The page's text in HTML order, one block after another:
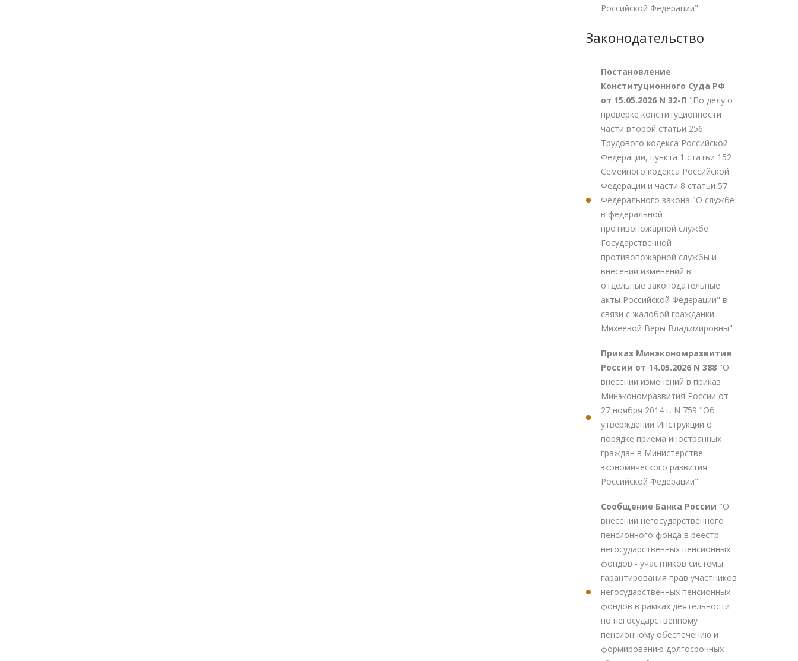
Российской Федерации"
Законодательство
Постановление
Конституционного Суда РФ
от 15.05.2026 N 32-П "По делу о
проверке конституционности
части второй статьи 256
Трудового кодекса Российской
Федерации, пункта 1 статьи 152
Семейного кодекса Российской
Федерации и части 8 статьи 57
Федерального закона "О службе
в федеральной
противопожарной службе
Государственной
противопожарной службы и
внесении изменений в
отдельные законодательные
акты Российской Федерации" в
связи с жалобой гражданки
Михеевой Веры Владимировны"
Приказ Минэкономразвития
России от 14.05.2026 N 388 "О
внесении изменений в приказ
Минэкономразвития России от
27 ноября 2014 г. N 759 "Об
утверждении Инструкции о
порядке приема иностранных
граждан в Министерстве
экономического развития
Российской Федерации"
Сообщение Банка России "О
внесении негосударственного
пенсионного фонда в реестр
негосударственных пенсионных
фондов - участников системы
гарантирования прав участников
негосударственных пенсионных
фондов в рамках деятельности
по негосударственному
пенсионному обеспечению и
формированию долгосрочных